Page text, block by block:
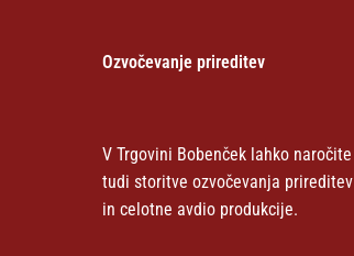
Ozvočevanje prireditev
V Trgovini Bobenček lahko naročite
tudi storitve ozvočevanja prireditev
in celotne avdio produkcije.